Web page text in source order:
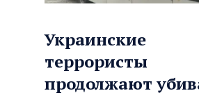
Украинские
террористы
продолжают